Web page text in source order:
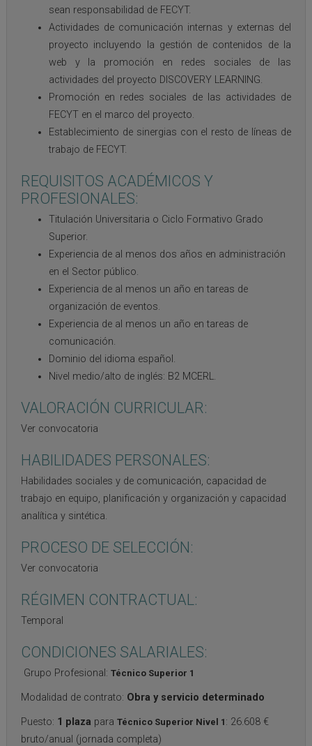
sean responsabilidad de FECYT.
Actividades de comunicación internas y externas del
proyecto incluyendo la gestión de contenidos de la
web y la promoción en redes sociales de las
actividades del proyecto DISCOVERY LEARNING.
Promoción en redes sociales de las actividades de
FECYT en el marco del proyecto.
Establecimiento de sinergias con el resto de líneas de
trabajo de FECYT.
REQUISITOS ACADÉMICOS Y
PROFESIONALES:
Titulación Universitaria o Ciclo Formativo Grado
Superior.
Experiencia de al menos dos años en administración
en el Sector público.
Experiencia de al menos un año en tareas de
organización de eventos.
Experiencia de al menos un año en tareas de
comunicación.
Dominio del idioma español.
Nivel medio/alto de inglés: B2 MCERL.
VALORACIÓN CURRICULAR:
Ver convocatoria
HABILIDADES PERSONALES:
Habilidades sociales y de comunicación, capacidad de
trabajo en equipo, planificación y organización y capacidad
analítica y sintética.
PROCESO DE SELECCIÓN:
Ver convocatoria
RÉGIMEN CONTRACTUAL:
Temporal
CONDICIONES SALARIALES:
Grupo Profesional: Técnico Superior 1
Modalidad de contrato: Obra y servicio determinado
Puesto: 1 plaza para Técnico Superior Nivel 1 : 26.608 €
bruto/anual (jornada completa)